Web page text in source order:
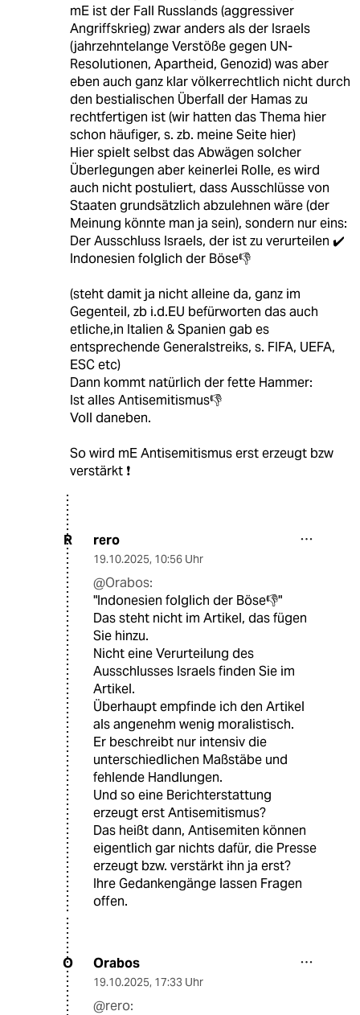
mE ist der Fall Russlands (aggressiver
Angriffskrieg) zwar anders als der Israels
(jahrzehntelange Verstöße gegen UN-
Resolutionen, Apartheid, Genozid) was aber
eben auch ganz klar völkerrechtlich nicht durch
den bestialischen Überfall der Hamas zu
rechtfertigen ist (wir hatten das Thema hier
schon häufiger, s. zb. meine Seite hier)
Hier spielt selbst das Abwägen solcher
Überlegungen aber keinerlei Rolle, es wird
auch nicht postuliert, dass Ausschlüsse von
Staaten grundsätzlich abzulehnen wäre (der
Meinung könnte man ja sein), sondern nur eins:
Der Ausschluss Israels, der ist zu verurteilen ✔️
Indonesien folglich der Böse👎
(steht damit ja nicht alleine da, ganz im
Gegenteil, zb i.d.EU befürworten das auch
etliche,in Italien & Spanien gab es
entsprechende Generalstreiks, s. FIFA, UEFA,
ESC etc)
Dann kommt natürlich der fette Hammer:
Ist alles Antisemitismus👎
Voll daneben.
So wird mE Antisemitismus erst erzeugt bzw
verstärkt ❗
R rero
19.10.2025, 10:56 Uhr
@Orabos:
"Indonesien folglich der Böse👎"
Das steht nicht im Artikel, das fügen
Sie hinzu.
Nicht eine Verurteilung des
Ausschlusses Israels finden Sie im
Artikel.
Überhaupt empfinde ich den Artikel
als angenehm wenig moralistisch.
Er beschreibt nur intensiv die
unterschiedlichen Maßstäbe und
fehlende Handlungen.
Und so eine Berichterstattung
erzeugt erst Antisemitismus?
Das heißt dann, Antisemiten können
eigentlich gar nichts dafür, die Presse
erzeugt bzw. verstärkt ihn ja erst?
Ihre Gedankengänge lassen Fragen
offen.
O Orabos
19.10.2025, 17:33 Uhr
@rero: